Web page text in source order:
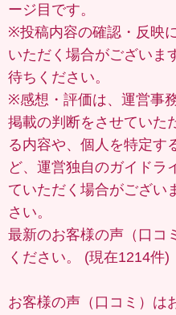
ージ目です。
※投稿内容の確認・反映
いただく場合がございま
待ちください。
※感想・評価は、運営事
掲載の判断をさせていた
る内容や、個人を特定す
ど、運営独自のガイドラ
ていただく場合がござい
さい。
最新のお客様の声（口コ
ください。 (現在1214件)
お客様の声（口コミ）は